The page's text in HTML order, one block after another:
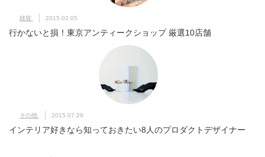
雑貨 2015.02.05
行かないと損！東京アンティークショップ 厳選10店舗
その他 2015.07.29
インテリア好きなら知っておきたい8人のプロダクトデザイナー